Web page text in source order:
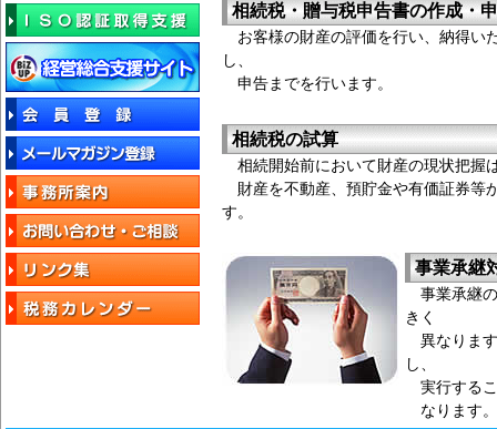
相続税・贈与税申告書の作成・
お客様の財産の評価を行い、納得い
し、
申告までを行います。
相続税の試算
相続開始前において財産の現状把握
財産を不動産、預貯金や有価証券等
す。
事業承継
事業承継の
きく
異なります
し、
実行するこ
なります。